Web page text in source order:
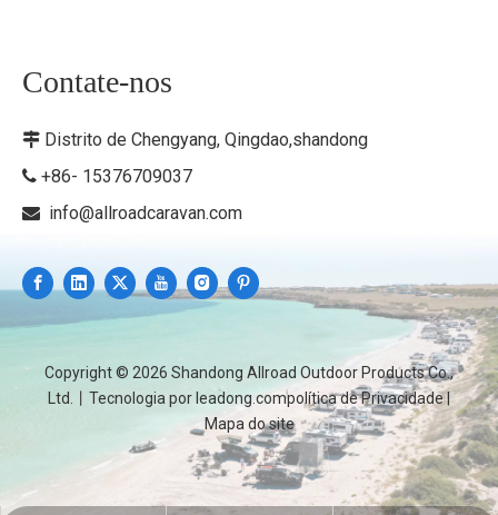
Contate-nos
 Distrito de Chengyang, Qingdao,shandong
 +86- 15376709037
 info@allroadcaravan.com
Copyright © 2026 Shandong Allroad Outdoor Products Co.,
Ltd.丨Tecnologia por leadong.compolítica de Privacidade|
Mapa do site